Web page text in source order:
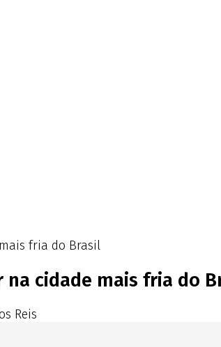
fria do Brasil
na cidade mais fria do
Reis